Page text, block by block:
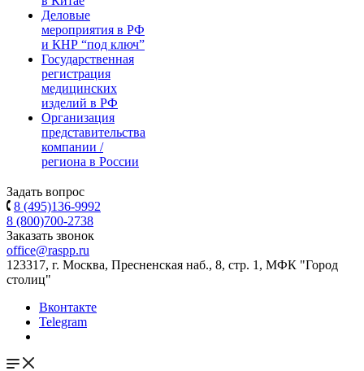
Деловые
мероприятия в РФ
и КНР “под ключ”
Государственная
регистрация
медицинских
изделий в РФ
Организация
представительства
компании /
региона в России
Задать вопрос
8 (495)136-9992
8 (800)700-2738
Заказать звонок
office@raspp.ru
123317, г. Москва, Пресненская наб., 8, стр. 1, МФК "Город
столиц"
Вконтакте
Telegram